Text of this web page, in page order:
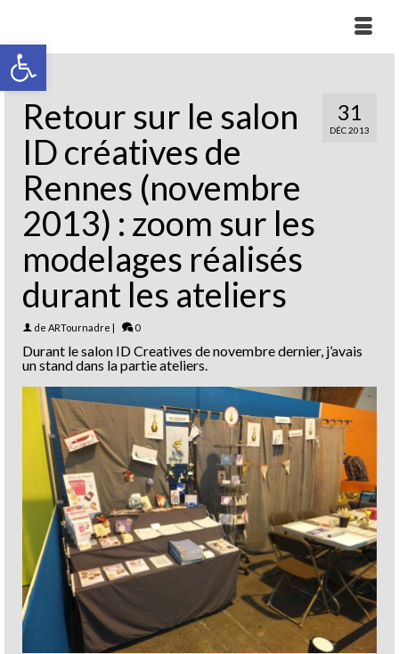
Ouvrir la barre d’outils
31
DÉC 2013
Retour sur le salon
ID créatives de
Rennes (novembre
2013) : zoom sur les
modelages réalisés
durant les ateliers
de ARTournadre | 0
Durant le salon ID Creatives de novembre dernier, j’avais
un stand dans la partie ateliers.